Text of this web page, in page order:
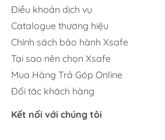
Điều khoản dịch vụ
Catalogue thương hiệu
Chính sách bảo hành Xsafe
Tại sao nên chọn Xsafe
Mua Hàng Trả Góp Online
Đối tác khách hàng
Kết nối với chúng tôi